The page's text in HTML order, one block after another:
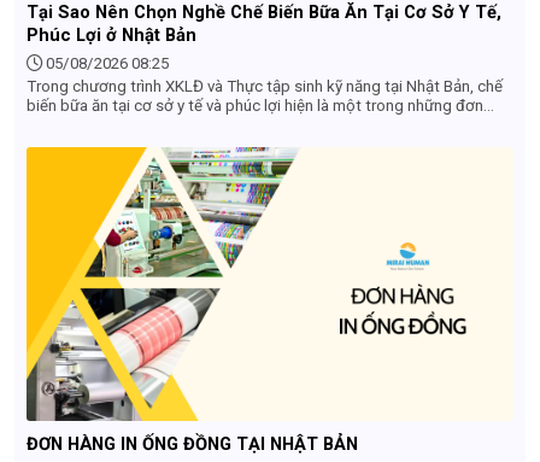
Tại Sao Nên Chọn Nghề Chế Biến Bữa Ăn Tại Cơ Sở Y Tế,
Phúc Lợi ở Nhật Bản
05/08/2026 08:25
Trong chương trình XKLĐ và Thực tập sinh kỹ năng tại Nhật Bản, chế
biến bữa ăn tại cơ sở y tế và phúc lợi hiện là một trong những đơn
thu nhập ổn định và nhiều ưu thế vượt trội.
ĐƠN HÀNG IN ỐNG ĐỒNG TẠI NHẬT BẢN